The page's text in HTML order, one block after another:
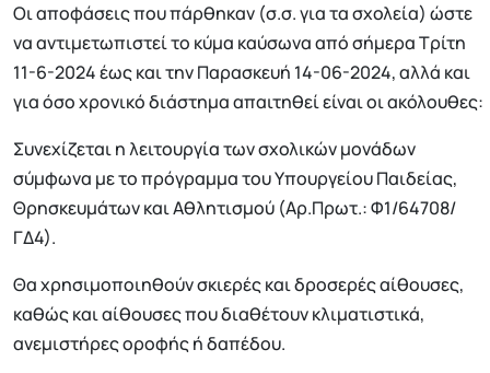
Οι αποφάσεις που πάρθηκαν (σ.σ. για τα σχολεία) ώστε
να αντιμετωπιστεί το κύμα καύσωνα από σήμερα Τρίτη
11-6-2024 έως και την Παρασκευή 14-06-2024, αλλά και
για όσο χρονικό διάστημα απαιτηθεί είναι οι ακόλουθες:
Συνεχίζεται η λειτουργία των σχολικών μονάδων
σύμφωνα με το πρόγραμμα του Υπουργείου Παιδείας,
Θρησκευμάτων και Αθλητισμού (Αρ.Πρωτ.: Φ1/64708/
ΓΔ4).
Θα χρησιμοποιηθούν σκιερές και δροσερές αίθουσες,
καθώς και αίθουσες που διαθέτουν κλιματιστικά,
ανεμιστήρες οροφής ή δαπέδου.